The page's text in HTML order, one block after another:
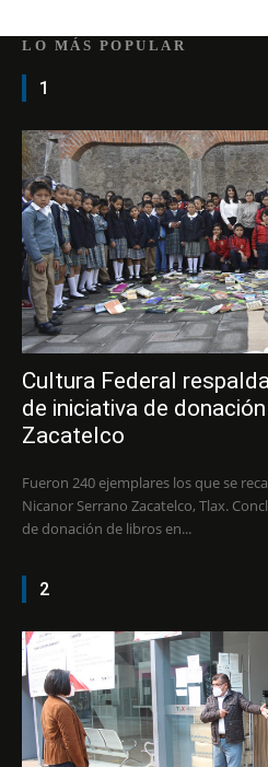
LO MÁS POPULAR
1
Cultura Federal
de iniciativa de
Zacatelco
Fueron 240 ejemplares los que se
Nicanor Serrano Zacatelco, Tlax. Concluyó con gran éxito la campaña
de donación de libros en...
2